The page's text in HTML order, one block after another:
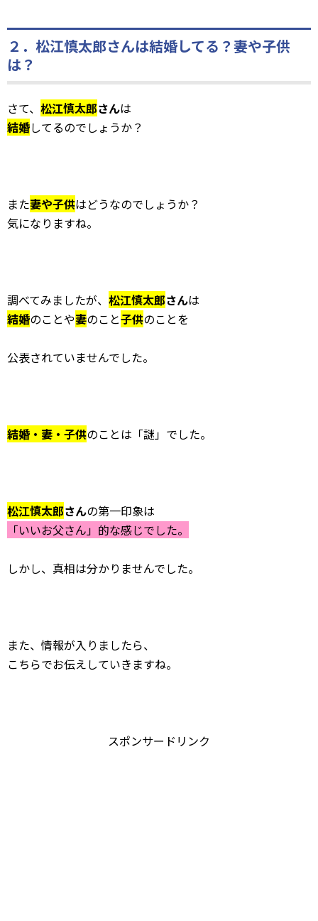
２．松江慎太郎さんは結婚してる？妻や子供
は？
さて、 松江慎太郎さんは
結婚してるのでしょうか？
また妻や子供はどうなのでしょうか？
気になりますね。
調べてみましたが、 松江慎太郎さんは
結婚のことや妻のこと子供のことを
公表されていませんでした。
結婚・妻・子供のことは「謎」でした。
松江慎太郎さんの第一印象は
「いいお父さん」的な感じでした。
しかし、真相は分かりませんでした。
また、情報が入りましたら、
こちらでお伝えしていきますね。
スポンサードリンク